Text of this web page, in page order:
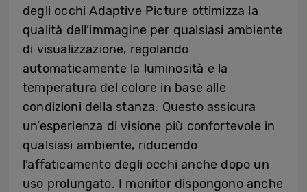
degli occhi Adaptive Picture ottimizza la
qualità dell’immagine per qualsiasi ambiente
di visualizzazione, regolando
automaticamente la luminosità e la
temperatura del colore in base alle
condizioni della stanza. Questo assicura
un’esperienza di visione più confortevole in
qualsiasi ambiente, riducendo
l’affaticamento degli occhi anche dopo un
uso prolungato. I monitor dispongono anche